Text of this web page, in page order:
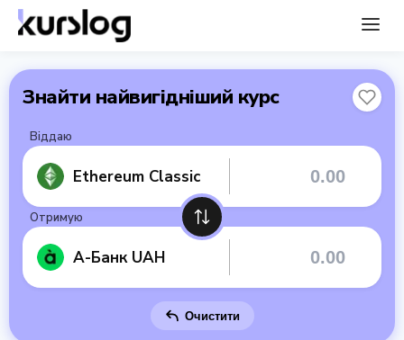
Знайти найвигідніший курс
Віддаю
Ethereum Classic
Отримую
А-Банк UAH
Очистити